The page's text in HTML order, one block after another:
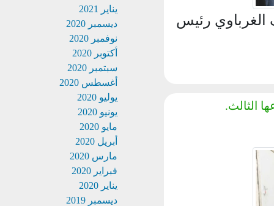
رئيس
الثالث.
يناير 2021
ديسمبر 2020
نوفمبر 2020
أكتوبر 2020
سبتمبر 2020
أغسطس 2020
يوليو 2020
يونيو 2020
مايو 2020
أبريل 2020
مارس 2020
فبراير 2020
يناير 2020
ديسمبر 2019